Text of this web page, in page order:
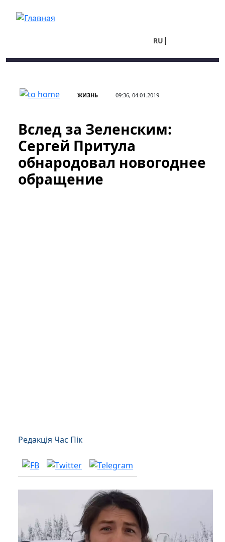
RU
ЖИЗНЬ 09:36, 04.01.2019
Вслед за Зеленским:
Сергей Притула
обнародовал новогоднее
обращение
Редакція Час Пік